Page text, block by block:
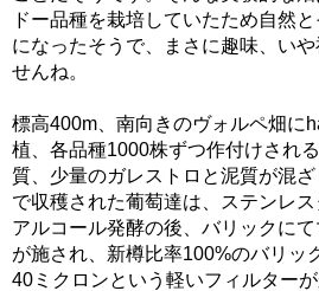
ドー品種を栽培していたため自然
になったそうで、まさに趣味、い
せんね。
標高400m、南向きのヴォルペ畑に
植、各品種1000株ずつ作付けされ
質、少量のガレストロと泥質が混
で収穫された葡萄達は、ステンレ
アルコール発酵の後、バリックに
が施され、新樽比率100%のバリッ
40ミクロンという軽いフィルター